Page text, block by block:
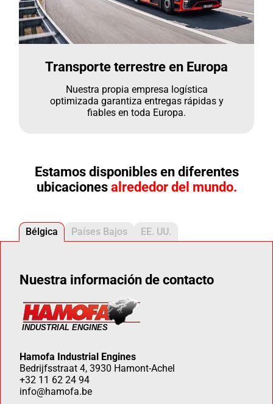
Transporte terrestre en Europa
Nuestra propia empresa logística
optimizada garantiza entregas rápidas y
fiables en toda Europa.
Estamos disponibles en diferentes
ubicaciones alrededor del mundo.
Bélgica Países Bajos EE. UU.
Nuestra información de contacto
Hamofa Industrial Engines
Bedrijfsstraat 4, 3930 Hamont-Achel
+32 11 62 24 94
info@hamofa.be